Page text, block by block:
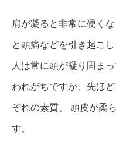
肩が凝ると非常に硬く
と頭痛などを引き起こし
人は常に頭が凝り固まっ
われがちですが、先ほ
ぞれの素質。
頭皮が柔
す。